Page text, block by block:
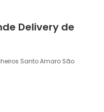
Delivery de
Santo Amaro São